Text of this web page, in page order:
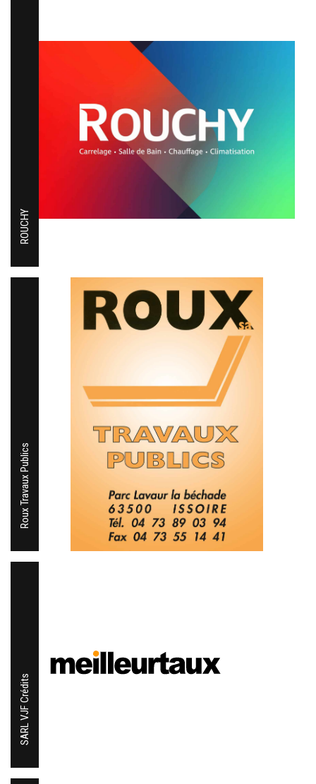
ROUCHY
Roux Travaux Publics
SARL VJF Crédits